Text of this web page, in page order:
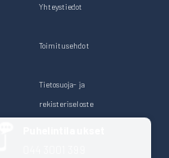
Yhteystiedot
Toimitusehdot
Tietosuoja- ja
rekisteriseloste